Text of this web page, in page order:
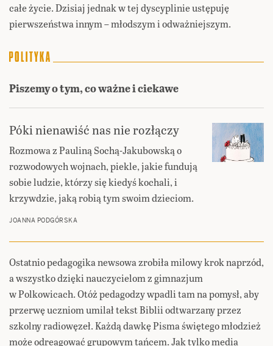
całe życie. Dzisiaj jednak w tej dyscyplinie ustępuję
pierwszeństwa innym – młodszym i odważniejszym.
Piszemy o tym, co ważne i ciekawe
Póki nienawiść nas nie rozłączy
Rozmowa z Pauliną Sochą-Jakubowską o
rozwodowych wojnach, piekle, jakie fundują
sobie ludzie, którzy się kiedyś kochali, i
krzywdzie, jaką robią tym swoim dzieciom.
JOANNA PODGÓRSKA
Ostatnio pedagogika newsowa zrobiła milowy krok naprzód,
a wszystko dzięki nauczycielom z gimnazjum
w Polkowicach. Otóż pedagodzy wpadli tam na pomysł, aby
przerwę uczniom umilał tekst Biblii odtwarzany przez
szkolny radiowęzeł. Każdą dawkę Pisma świętego młodzież
może odreagować grupowym tańcem. Jak tylko media